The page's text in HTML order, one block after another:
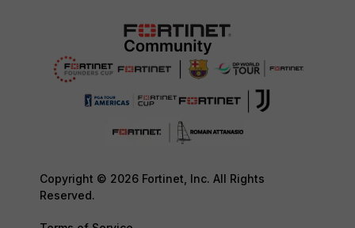
Copyright © 2026 Fortinet, Inc. All Rights
Reserved.